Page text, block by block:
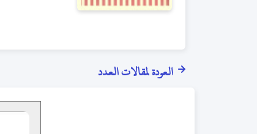
العودة لمقالات العدد